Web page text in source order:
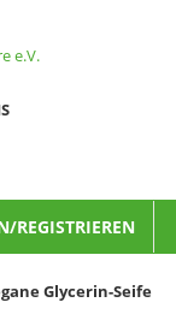
REGISTRIEREN
Glycerin-Seife